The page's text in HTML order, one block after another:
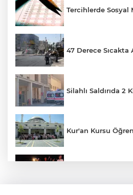
Tercihlerde Sosyal
47 Derece Sıcakta
Silahlı Saldırıda 2
Kur'an Kursu